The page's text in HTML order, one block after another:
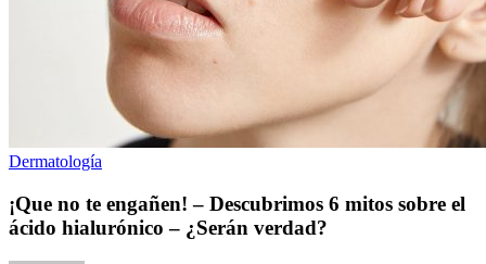
Dermatología
¡Que no te engañen! – Descubrimos 6 mitos sobre el
ácido hialurónico – ¿Serán verdad?